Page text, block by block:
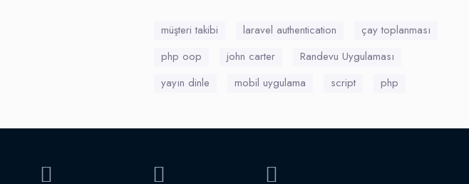
müşteri takibi laravel authentication
çay toplanması
php oop
john carter
Randevu Uygulaması
yayın dinle
mobil uygulama script php